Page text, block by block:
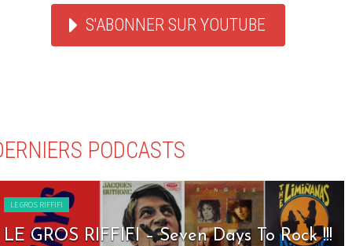
S'ABONNER SUR YOUTUBE
PODCASTS
LE GROS RIFFIFI
LE GROS RIFFIFI – Seven Days To Rock !!!